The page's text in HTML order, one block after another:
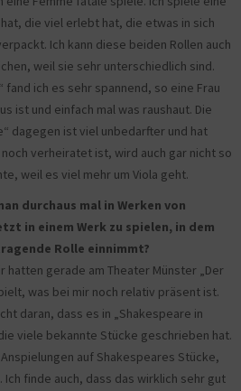
die viel erlebt hat, die etwas in sich
Ich kann diese beiden Rollen auch
weil sie sehr unterschiedlich sind.
“ fand ich es sehr spannend, so eine Frau
ist und einfach mal was raushaut. Die
dagegen ist viel unbedarfter und hat
verheiratet ist, wird auch gar nicht so
weil es viel mehr um Viola geht.
durchaus mal in Werken von
in einem Werk zu spielen, in dem
Rolle einnimmt?
hatten gerade am Theater Münster „Der
was bei mir noch relativ präsent ist.
daran, dass es in „Shakespeare in
viele bekannte Stücke geschrieben hat.
auf Shakespeares Stücke,
finde auch, dass das wirklich sehr gut